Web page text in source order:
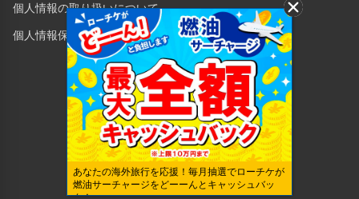
個人情報の取り扱いについて
個人情報保護方針
Copyright © 1998 Lawson Entertainment, Inc.
あなたの海外旅行を応援！毎月抽選でローチケが
燃油サーチャージをどーーんとキャッシュバッ